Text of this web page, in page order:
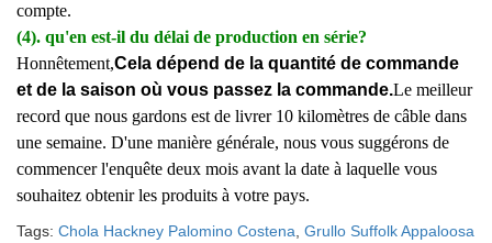
compte.
(4). qu'en est-il du délai de production en série?
Honnêtement,Cela dépend de la quantité de commande
et de la saison où vous passez la commande.Le meilleur
record que nous gardons est de livrer 10 kilomètres de câble dans
une semaine. D'une manière générale, nous vous suggérons de
commencer l'enquête deux mois avant la date à laquelle vous
souhaitez obtenir les produits à votre pays.
Tags: Chola Hackney Palomino Costena Grullo Suffolk Appaloosa